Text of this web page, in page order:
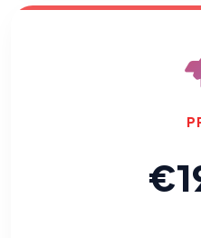
confidentialité(section Traceurs